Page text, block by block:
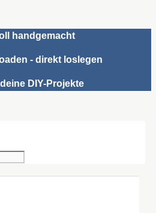
handgemacht
- direkt loslegen
DIY-Projekte